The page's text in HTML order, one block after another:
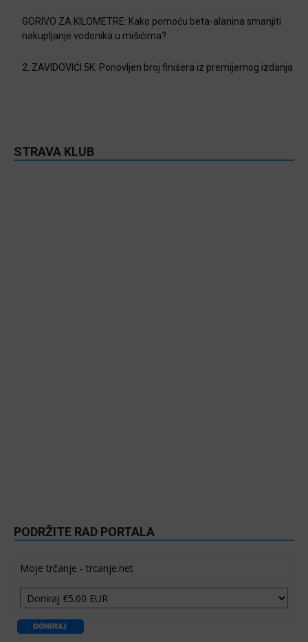
GORIVO ZA KILOMETRE: Kako pomoću beta-alanina smanjiti
nakupljanje vodonika u mišićima?
2. ZAVIDOVIĆI 5K: Ponovljen broj finišera iz premijernog izdanja
STRAVA KLUB
PODRŽITE RAD PORTALA
Moje trčanje - trcanje.net